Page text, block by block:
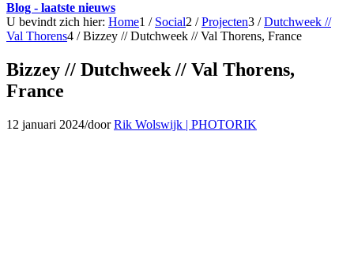
Blog - laatste nieuws
U bevindt zich hier: Home1 / Social2 / Projecten3 / Dutchweek //
Val Thorens4 / Bizzey // Dutchweek // Val Thorens, France
Bizzey // Dutchweek // Val Thorens,
France
12 januari 2024/doorRik Wolswijk | PHOTORIK